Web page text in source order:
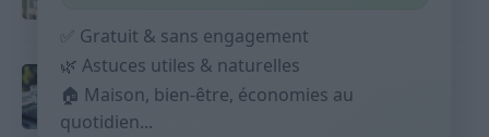
Budget mensuel : méthode rapide pour
répartir son salaire dès le jour de paie
9 avril 2026
✅ Gratuit & sans engagement
🌿 Astuces utiles & naturelles
🏠 Maison, bien-être, économies au
quotidien...